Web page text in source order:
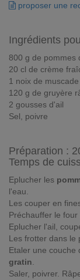
proposer une
Ingrédients
800 g de pommes
20 cl de crème
1 noix de muscade
120 g de gruyère
2 gousses d'ail
Sel, poivre
Préparation :
Temps de
Eplucher les
l'eau.
Les couper en
Préchauffer le four
Eplucher l'ail,
Les frotter dans le
Etaler une couche
gratin
Saler, poivrer.